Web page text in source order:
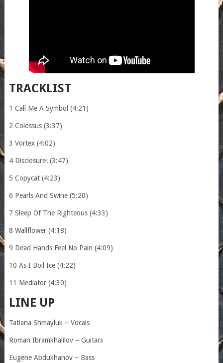
TRACKLIST
1 Call Me A Symbol (4:21)
2 Colossus (3:37)
3 Vortex (4:02)
4 Disclosure! (3:47)
5 Copycat (4:23)
6 Pearls And Swine (5:20)
7 Sleep Of The Righteous (4:33)
8 Wallflower (4:18)
9 Dead Hands Feel No Pain (4:09)
10 As I Boil Ice (4:22)
11 Mediator (4:30)
LINE UP
Tatiana Shmayluk – Vocals
Roman Ibramkhalilov – Guitars
Eugene Abdukhanov – Bass